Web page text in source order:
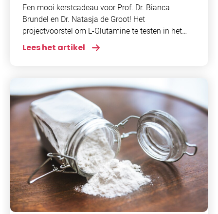
Een mooi kerstcadeau voor Prof. Dr. Bianca
Brundel en Dr. Natasja de Groot! Het
projectvoorstel om L-Glutamine te testen in het
voorkomen van atriumfibrilleren na een openhart
Lees het artikel